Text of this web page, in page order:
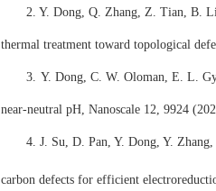
2. Y. Dong, Q. Zhang, Z. Tian, B.
thermal treatment toward topological
3. Y. Dong, C. W. Oloman, E. L.
near-neutral pH, Nanoscale 12, 9924
4. J. Su, D. Pan, Y. Dong, Y.
carbon defects for efficient